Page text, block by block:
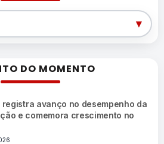
▾
DO MOMENTO
registra avanço no desempenho da
e comemora crescimento no